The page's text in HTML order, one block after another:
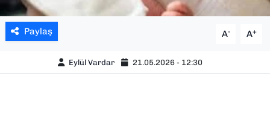
Paylaş A- A+
Eylül Vardar 21.05.2026 - 12:30